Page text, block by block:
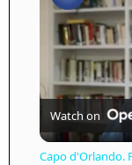
Watch on
Capo d'Orlando.